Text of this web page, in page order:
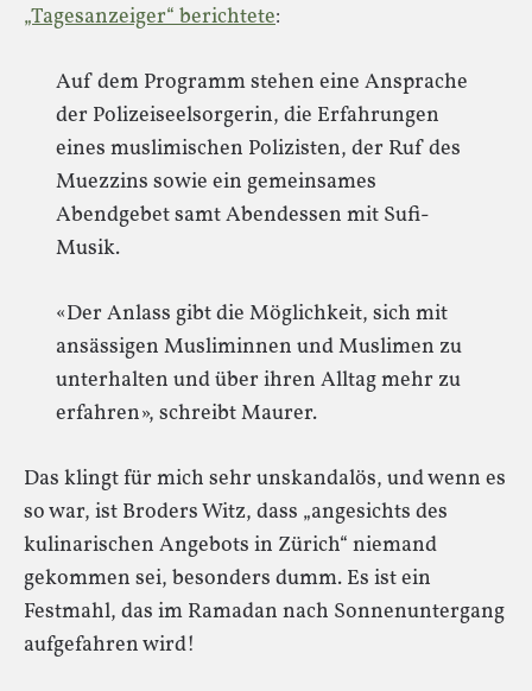
„Tagesanzeiger“ berichtete:
Auf dem Programm stehen eine Ansprache
der Polizeiseelsorgerin, die Erfahrungen
eines muslimischen Polizisten, der Ruf des
Muezzins sowie ein gemeinsames
Abendgebet samt Abendessen mit Sufi-
Musik.
«Der Anlass gibt die Möglichkeit, sich mit
ansässigen Musliminnen und Muslimen zu
unterhalten und über ihren Alltag mehr zu
erfahren», schreibt Maurer.
Das klingt für mich sehr unskandalös, und wenn es
so war, ist Broders Witz, dass „angesichts des
kulinarischen Angebots in Zürich“ niemand
gekommen sei, besonders dumm. Es ist ein
Festmahl, das im Ramadan nach Sonnenuntergang
aufgefahren wird!